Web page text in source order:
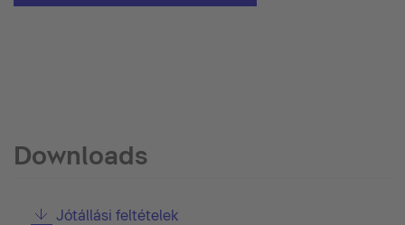
Downloads
Jótállási feltételek